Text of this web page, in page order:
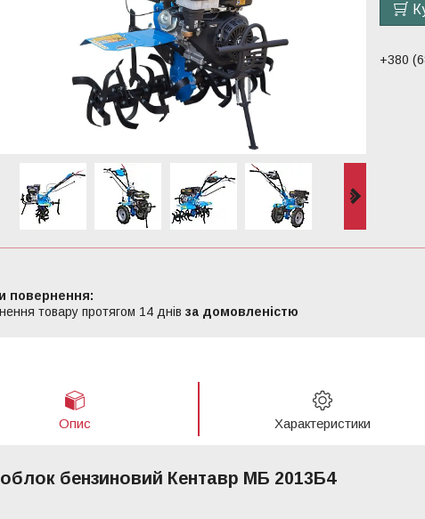
+380
товару протягом 14 днів за домовленістю
Опис Характеристики
бензиновий Кентавр МБ 2013Б4